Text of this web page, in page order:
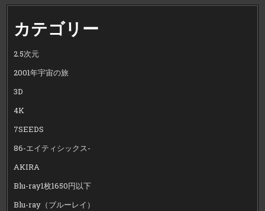
カテゴリー
2.5次元
2001年宇宙の旅
3D
4K
7SEEDS
86-エイティシックス-
AKIRA
Blu-ray1枚1650円以下
Blu-ray（ブルーレイ）